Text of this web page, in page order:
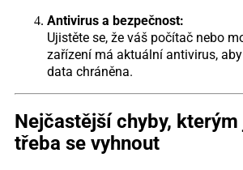
Antivirus a bezpečnost:
Ujistěte se, že váš počítač nebo
zařízení má aktuální antivirus,
data chráněna.
Nejčastější chyby, kterým
třeba se vyhnout